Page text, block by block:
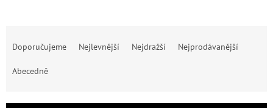
í
Doporučujeme Nejlevnější Nejdražší Nejprodávanější
Abecedně